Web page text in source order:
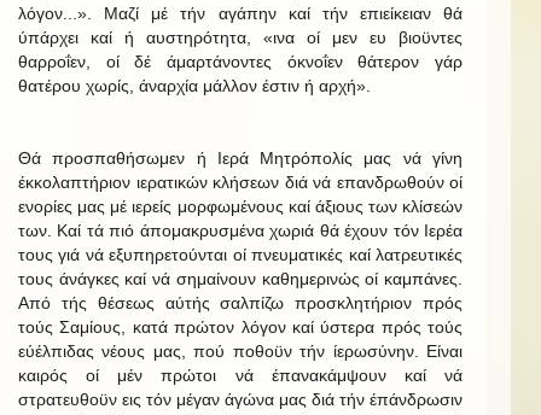
λόγον...». Μαζί μέ τήν αγάπην καί τήν επιείκειαν θά
ύπάρχει καί ή αυστηρότητα, «ινα οί μεν ευ βιοϋντες
θαρροΐεν, οί δέ άμαρτάνοντες όκνοΐεν θάτερον γάρ
θατέρου χωρίς, άναρχία μάλλον έστιν ή αρχή».
Θά προσπαθήσωμεν ή Ιερά Μητρόπολίς μας νά γίνη
έκκολαπτήριον ιερατικών κλήσεων διά νά επανδρωθούν οί
ενορίες μας μέ ιερείς μορφωμένους καί άξιους των κλίσεών
των. Καί τά πιό άπομακρυσμένα χωριά θά έχουν τόν Ιερέα
τους γιά νά εξυπηρετούνται οί πνευματικές καί λατρευτικές
τους άνάγκες καί νά σημαίνουν καθημερινώς οί καμπάνες.
Από τής θέσεως αύτής σαλπίζω προσκλητήριον πρός
τούς Σαμίους, κατά πρώτον λόγον καί ύστερα πρός τούς
εύέλπιδας νέους μας, πού ποθοϋν τήν ίερωσύνην. Είναι
καιρός οί μέν πρώτοι νά έπανακάμψουν καί νά
στρατευθοϋν εις τόν μέγαν άγώνα μας διά τήν έπάνδρωσιν